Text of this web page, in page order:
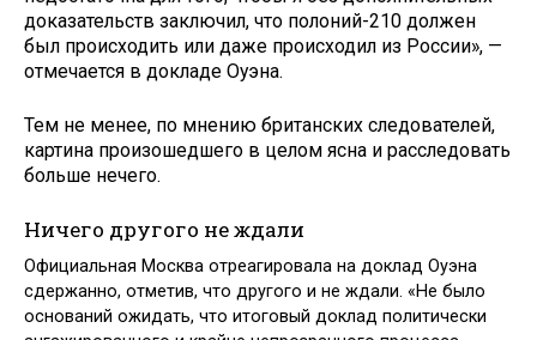
доказательств заключил, что полоний-210 должен
был происходить или даже происходил из России», —
отмечается в докладе Оуэна.
Тем не менее, по мнению британских следователей,
картина произошедшего в целом ясна и расследовать
больше нечего.
Ничего другого не ждали
Официальная Москва отреагировала на доклад Оуэна
сдержанно, отметив, что другого и не ждали. «Не было
оснований ожидать, что итоговый доклад политически